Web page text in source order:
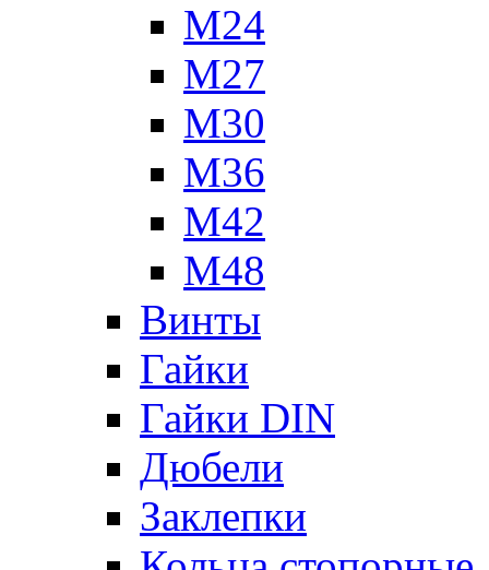
М24
М27
М30
М36
М42
М48
Винты
Гайки
Гайки DIN
Дюбели
Заклепки